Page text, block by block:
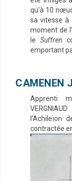
qu’à 10
sa vitesse
moment de
le Suffren
emportant
CAMENEN
Apprenti
VERGNIAUD
l’Achileïon
contractée